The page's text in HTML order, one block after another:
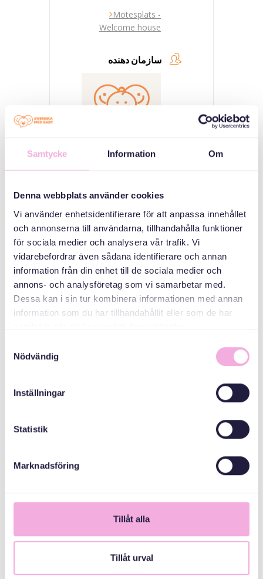
Samtycke Information Om
Denna webbplats använder cookies
Vi använder enhetsidentifierare för att anpassa innehållet
och annonserna till användarna, tillhandahålla funktioner
för sociala medier och analysera vår trafik. Vi
vidarebefordrar även sådana identifierare och annan
information från din enhet till de sociala medier och
annons- och analysföretag som vi samarbetar med.
Dessa kan i sin tur kombinera informationen med annan
information som du har tillhandahållit eller som de har
Nödvändig
Inställningar
Statistik
Marknadsföring
Tillåt alla
Tillåt urval
Mötesplats -
Welcome house
سازمان دهنده
Email
bokningen@svenskamedbaby.se
MEDARRANGÖRER
Stockholms Stad
1